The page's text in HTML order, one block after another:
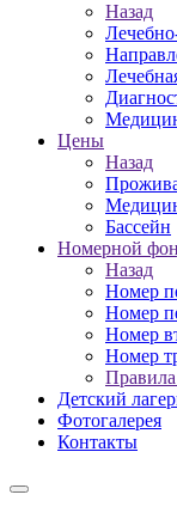
Назад
Цены
Назад
Бассейн
Номерной
Назад
Номер
Номер
Номер
Номер
Детский
Фотогалерея
Контакты